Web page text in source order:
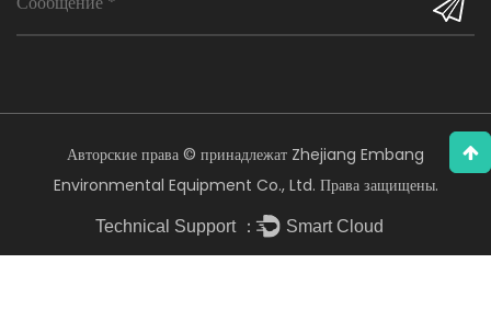
Авторские права © принадлежат Zhejiang Embang
Environmental Equipment Co., Ltd. Права защищены.
Technical Support ： Smart Cloud